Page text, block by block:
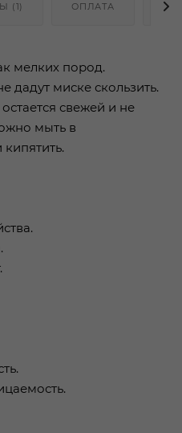
(1) ОПЛАТА
мелких пород.
миске скользить.
свежей и не
мыть в